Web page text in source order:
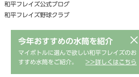
和平フレイズ公式ブログ
和平フレイズ野球クラブ
×
今年おすすめの水筒を紹介
マイボトルに選んで欲しい和平フレイズのお
すすめ水筒をご紹介。
>>詳しくはこちら